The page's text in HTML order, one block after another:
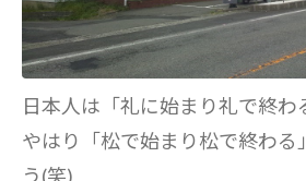
日本人は「礼に始まり礼で終わ
やはり「松で始まり松で終わる
う(笑)